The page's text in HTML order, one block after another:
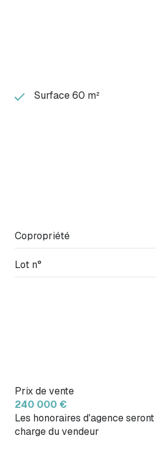
Surface 60 m²
Copropriété
Lot n°
Prix de vente
240 000 €
Les honoraires d'agence
charge du vendeur